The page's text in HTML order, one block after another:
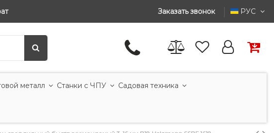
Заказать звонок РУС
металл Станки с ЧПУ Садовая техника